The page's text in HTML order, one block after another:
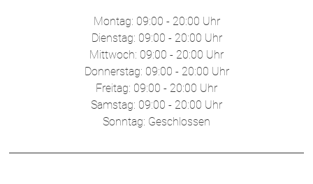
Montag: 09:00 - 20:00 Uhr
Dienstag: 09:00 - 20:00 Uhr
Mittwoch: 09:00 - 20:00 Uhr
Donnerstag: 09:00 - 20:00 Uhr
Freitag: 09:00 - 20:00 Uhr
Samstag: 09:00 - 20:00 Uhr
Sonntag: Geschlossen